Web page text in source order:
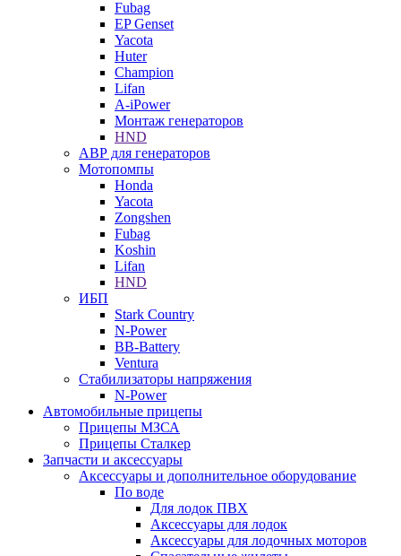
Fubag
EP Genset
Yacota
Huter
Champion
Lifan
A-iPower
Монтаж генераторов
HND
АВР для генераторов
Мотопомпы
Honda
Yacota
Zongshen
Fubag
Koshin
Lifan
HND
ИБП
Stark Country
N-Power
BB-Battery
Ventura
Стабилизаторы напряжения
N-Power
Автомобильные прицепы
Прицепы МЗСА
Прицепы Сталкер
Запчасти и аксессуары
Аксессуары и дополнительное оборудование
По воде
Для лодок ПВХ
Аксессуары для лодок
Аксессуары для лодочных моторов